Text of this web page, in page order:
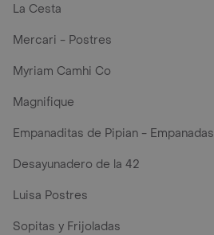
La Cesta
Mercari - Postres
Myriam Camhi Co
Magnifique
Empanaditas de Pipian - Empanadas
Desayunadero de la 42
Luisa Postres
Sopitas y Frijoladas